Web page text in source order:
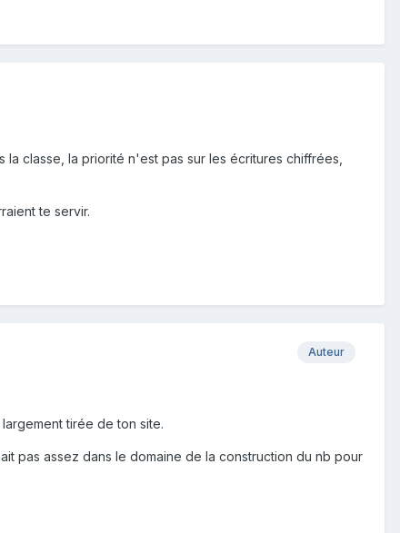
classe, la priorité n'est pas sur les écritures chiffrées,
te servir.
Auteur
tirée de ton site.
pas assez dans le domaine de la construction du nb pour